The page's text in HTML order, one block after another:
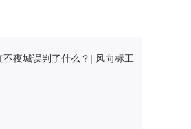
不夜城误判了什么？| 风向标工